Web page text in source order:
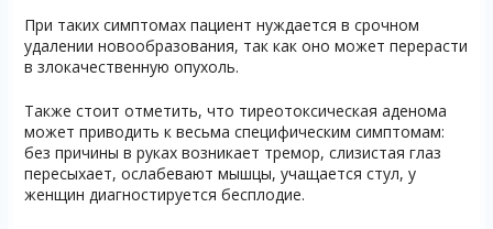
При таких симптомах пациент нуждается в срочном
удалении новообразования, так как оно может перерасти
в злокачественную опухоль.
Также стоит отметить, что тиреотоксическая аденома
может приводить к весьма специфическим симптомам:
без причины в руках возникает тремор, слизистая глаз
пересыхает, ослабевают мышцы, учащается стул, у
женщин диагностируется бесплодие.